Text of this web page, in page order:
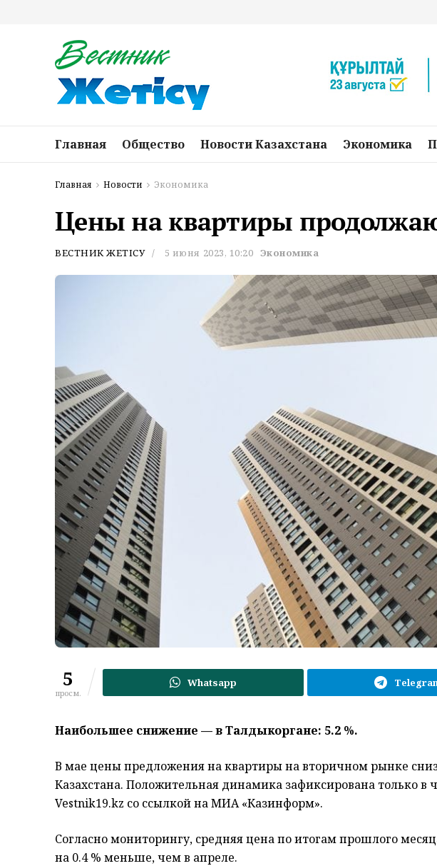
Главная Общество Новости Казахстана Экономика
Главная Новости Экономика
Цены на квартиры
ВЕСТНИК ЖЕТІСУ 5 июня 2023, 10:20 Экономика
5
просм.
Whatsapp
Наибольшее снижение — в Талдыкоргане: 5.2 %.
В мае цены предложения на квартиры на вторичном рынке
Казахстана. Положительная динамика зафиксирована только в
Vestnik19.kz со ссылкой на МИА «Казинформ».
Согласно мониторингу, средняя цена по итогам прошлого
на 0.4 % меньше, чем в апреле.